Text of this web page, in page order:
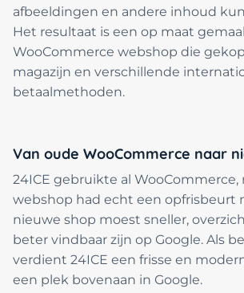
afbeeldingen en andere inhoud
Het resultaat is een op maat
WooCommerce webshop die
magazijn en verschillende
betaalmethoden.
Van oude WooCommerce naar
24ICE gebruikte al WooCommerce,
webshop had echt een opfrisbeurt
nieuwe shop moest sneller,
beter vindbaar zijn op Google. Als
verdient 24ICE een frisse en
een plek bovenaan in Google.